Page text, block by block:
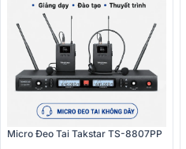
Micro Đeo Tai Takstar TS-8807PP